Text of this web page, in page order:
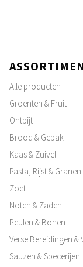
Alle producten
Groenten & Fruit
Ontbijt
Brood & Gebak
Kaas & Zuivel
Pasta, Rijst & Granen
Zoet
Noten & Zaden
Peulen & Bonen
Verse Bereidingen &
Sauzen & Specerijen